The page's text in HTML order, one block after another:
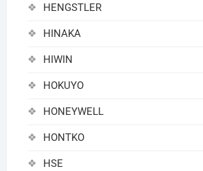
HENGSTLER
HINAKA
HIWIN
HOKUYO
HONEYWELL
HONTKO
HSE